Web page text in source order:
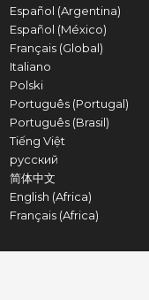
Español (Argentina)
Español (México)
Français (Global)
Italiano
Polski
Português (Portugal)
Português (Brasil)
Tiếng Việt
русский
简体中文
English (Africa)
Français (Africa)